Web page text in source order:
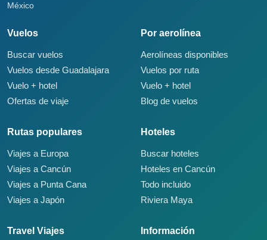
México
Vuelos
Buscar vuelos
Vuelos desde Guadalajara
Vuelo + hotel
Ofertas de viaje
Por aerolínea
Aerolíneas disponibles
Vuelos por ruta
Vuelo + hotel
Blog de vuelos
Rutas populares
Viajes a Europa
Viajes a Cancún
Viajes a Punta Cana
Viajes a Japón
Hoteles
Buscar hoteles
Hoteles en Cancún
Todo incluido
Riviera Maya
Travel Viajes Información